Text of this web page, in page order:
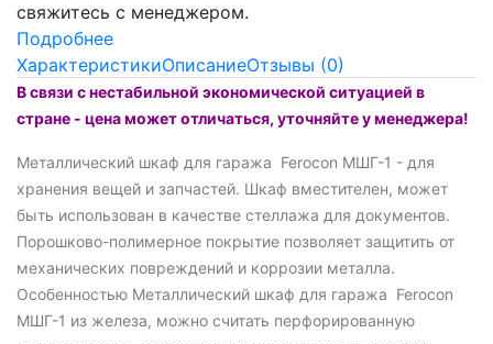
свяжитесь с менеджером.
Подробнее
ХарактеристикиОписаниеОтзывы (0)
В связи с нестабильной экономической ситуацией в
стране - цена может отличаться, уточняйте у менеджера!
Металлический шкаф для гаража Ferocon МШГ-1 - для
хранения вещей и запчастей. Шкаф вместителен, может
быть использован в качестве стеллажа для документов.
Порошково-полимерное покрытие позволяет защитить от
механических повреждений и коррозии металла.
Особенностью Металлический шкаф для гаража Ferocon
МШГ-1 из железа, можно считать перфорированную